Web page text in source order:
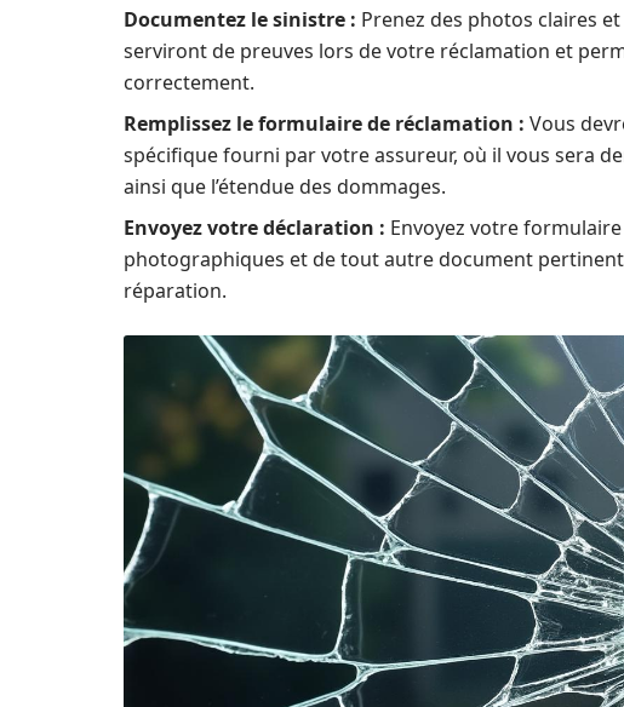
Documentez le sinistre : Prenez des photos claires
serviront de preuves lors de votre réclamation et
correctement.
Remplissez le formulaire de réclamation : Vous
spécifique fourni par votre assureur, où il vous sera
ainsi que l’étendue des dommages.
Envoyez votre déclaration : Envoyez votre
photographiques et de tout autre document
réparation.